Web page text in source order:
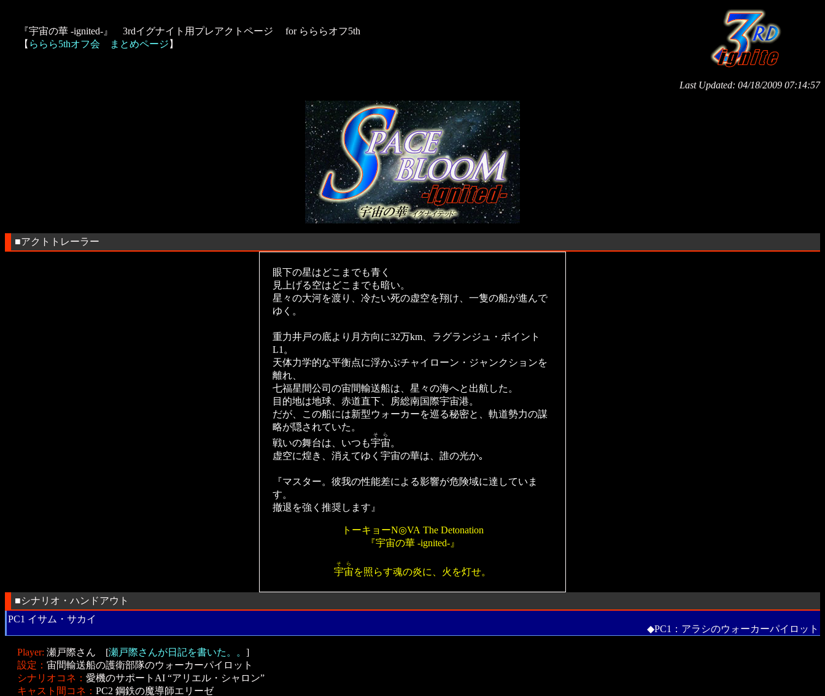
『宇宙の華 -ignited-』 3rdイグナイト用プレアクトページ for らららオフ5th
【 ららら5thオフ会 まとめページ 】
Last Updated: 04/18/2009 07:14:57
■アクトトレーラー
眼下の星はどこまでも青く
見上げる空はどこまでも暗い。
星々の大河を渡り、冷たい死の虚空を翔け、一隻の船が進んで
ゆく。
重力井戸の底より月方向に32万km、ラグランジュ・ポイント
L1。
天体力学的な平衡点に浮かぶチャイローン・ジャンクションを
離れ、
七福星間公司の宙間輸送船は、星々の海へと出航した。
目的地は地球、赤道直下、房総南国際宇宙港。
だが、この船には新型ウォーカーを巡る秘密と、軌道勢力の謀
略が隠されていた。
戦いの舞台は、いつも宇宙
そら
。
虚空に煌き、消えてゆく宇宙の華は、誰の光か｡
『マスター。彼我の性能差による影響が危険域に達していま
す。
撤退を強く推奨します』
トーキョーN◎VA The Detonation
『宇宙の華 -ignited-』
宇宙
そら
を照らす魂の炎に、火を灯せ。
■シナリオ・ハンドアウト
PC1 イサム・サカイ
◆PC1：アラシのウォーカーパイロット
Player: 瀬戸際さん [瀬戸際さんが日記を書いた。。 ]
設定： 宙間輸送船の護衛部隊のウォーカーパイロット
シナリオコネ： 愛機のサポートAI “アリエル・シャロン”
キャスト間コネ： PC2 鋼鉄の魔導師エリーゼ